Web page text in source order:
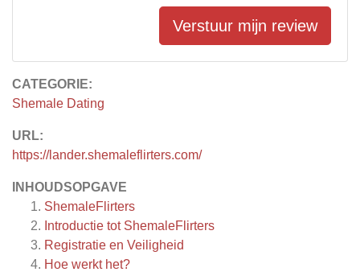
CATEGORIE:
Shemale Dating
URL:
https://lander.shemaleflirters.com/
INHOUDSOPGAVE
ShemaleFlirters
Introductie tot ShemaleFlirters
Registratie en Veiligheid
Hoe werkt het?
Verstuur mijn review